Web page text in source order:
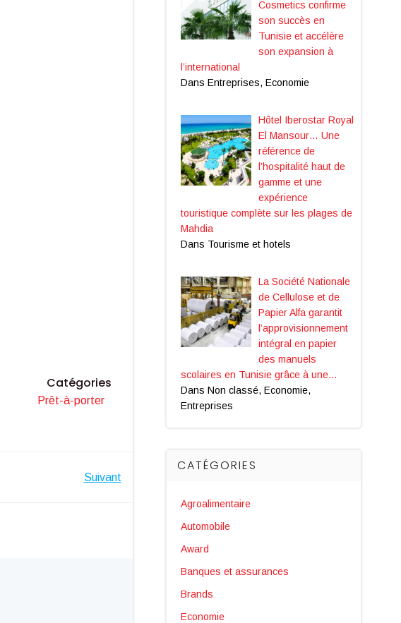
Catégories
Prêt-à-porter
Suivant
Cosmetics confirme
son succès en
Tunisie et accélère
son expansion à
l’international
Dans Entreprises, Economie
Hôtel Iberostar Royal
El Mansour… Une
référence de
l’hospitalité haut de
gamme et une
expérience
touristique complète sur les plages de
Mahdia
Dans Tourisme et hotels
La Société Nationale
de Cellulose et de
Papier Alfa garantit
l’approvisionnement
intégral en papier
des manuels
scolaires en Tunisie grâce à une…
Dans Non classé, Economie,
Entreprises
CATÉGORIES
Agroalimentaire
Automobile
Award
Banques et assurances
Brands
Economie